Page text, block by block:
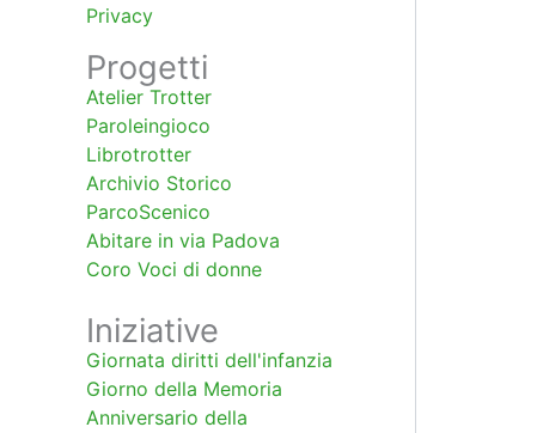
Privacy
Progetti
Atelier Trotter
Paroleingioco
Librotrotter
Archivio Storico
ParcoScenico
Abitare in via Padova
Coro Voci di donne
Iniziative
Giornata diritti dell'infanzia
Giorno della Memoria
Anniversario della